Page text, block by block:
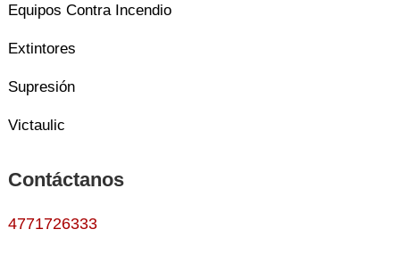
Equipos Contra Incendio
Extintores
Supresión
Victaulic
Contáctanos
4771726333